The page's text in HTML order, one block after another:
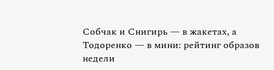
Собчак и Снигирь — в жакетах, а
Тодоренко — в мини: рейтинг образов
недели